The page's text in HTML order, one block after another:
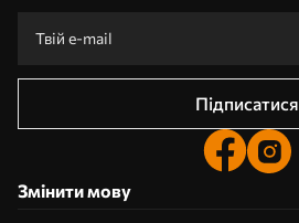
Підписатися
Змінити мову